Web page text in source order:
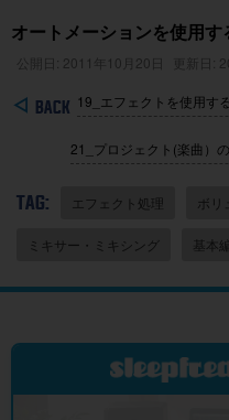
オートメーションを使用
公開日: 2011年10月20日 更新日:
19_エフェクトを使用す
21_プロジェクト(楽曲）
TAG: エフェクト処理 ボリ
ミキサー・ミキシング 基本